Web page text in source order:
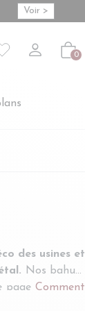
Voir >
Votre liste de
Créer
Mon compte
S'inscrire
Connexion 0
des usines et
Nos bahuts
page Comment